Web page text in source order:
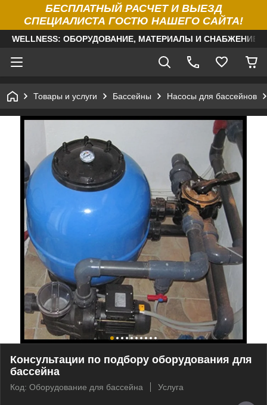
БЕСПЛАТНЫЙ РАСЧЕТ И ВЫЕЗД
СПЕЦИАЛИСТА ГОСТЮ НАШЕГО САЙТА!
WELLNESS: ОБОРУДОВАНИЕ, МАТЕРИАЛЫ И
Товары и услуги Бассейны Насосы для бассейнов
Консультации по подбору оборудования для
бассейна
Код: Оборудование для бассейна Услуга